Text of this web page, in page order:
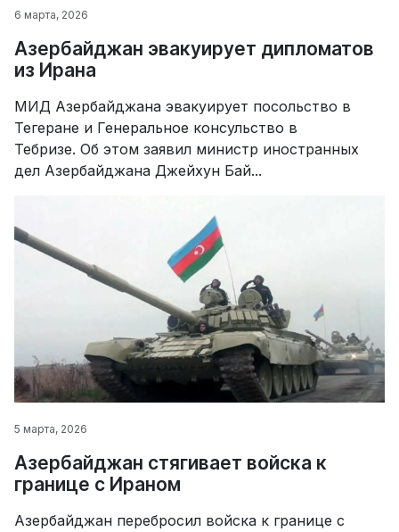
6 марта, 2026
Азербайджан эвакуирует дипломатов
из Ирана
МИД Азербайджана эвакуирует посольство в
Тегеране и Генеральное консульство в
Тебризе. Об этом заявил министр иностранных
дел Азербайджана Джейхун Бай...
5 марта, 2026
Азербайджан стягивает войска к
границе с Ираном
Азербайджан перебросил войска к границе с